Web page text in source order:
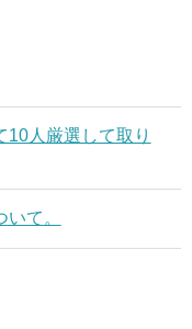
10人厳選して取り
て。